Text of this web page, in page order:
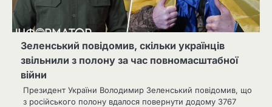
Зеленський повідомив, скільки українців
звільнили з полону за час повномасштабної
війни
Президент України Володимир Зеленський повідомив, що
з російського полону вдалося повернути додому 3767